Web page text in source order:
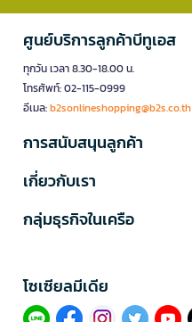
ศูนย์บริการลูกค้าบีทูเอส
ทุกวัน เวลา 8.30-18.00 น.
โทรศัพท์: 02-115-0999
อีเมล:b2sonlineshopping@b2s.co.th
การสนับสนุนลูกค้า
เกี่ยวกับเรา
กลุ่มธุรกิจในเครือ
โซเซียลมีเดีย​